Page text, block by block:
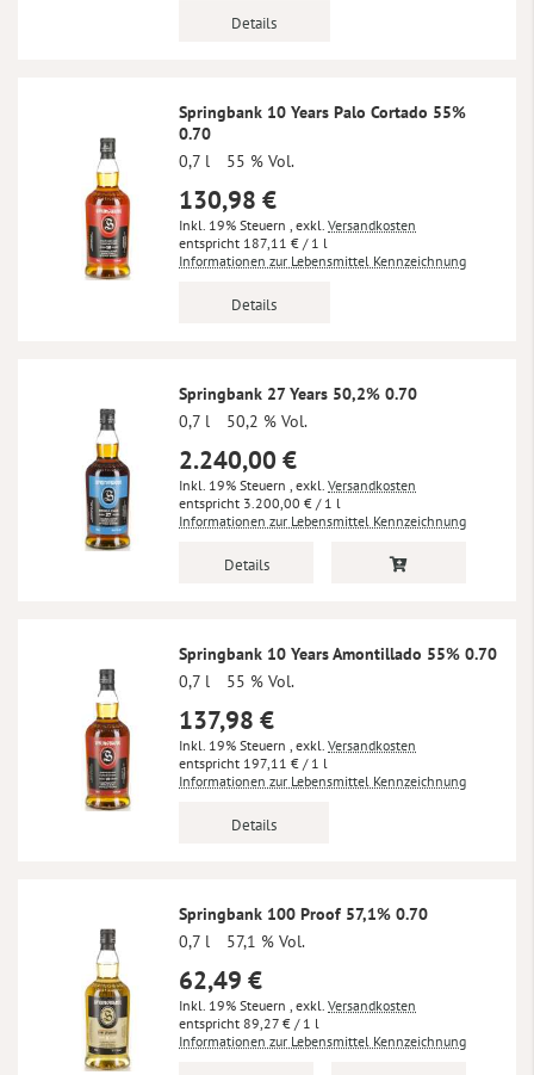
Details
Springbank 10 Years Palo Cortado 55%
0.70
0,7 l
55 % Vol.
130,98 €
Inkl. 19% Steuern exkl. Versandkosten
187,11 € / 1 l
Informationen zur Lebensmittel Kennzeichnung
Details
Springbank 27 Years 50,2% 0.70
0,7 l
50,2 % Vol.
2.240,00 €
Inkl. 19% Steuern exkl. Versandkosten
3.200,00 € / 1 l
Informationen zur Lebensmittel Kennzeichnung
Details
Springbank 10 Years Amontillado 55% 0.70
0,7 l
55 % Vol.
137,98 €
Inkl. 19% Steuern exkl. Versandkosten
197,11 € / 1 l
Informationen zur Lebensmittel Kennzeichnung
Details
Springbank 100 Proof 57,1% 0.70
0,7 l
57,1 % Vol.
62,49 €
Inkl. 19% Steuern exkl. Versandkosten
89,27 € / 1 l
Informationen zur Lebensmittel Kennzeichnung